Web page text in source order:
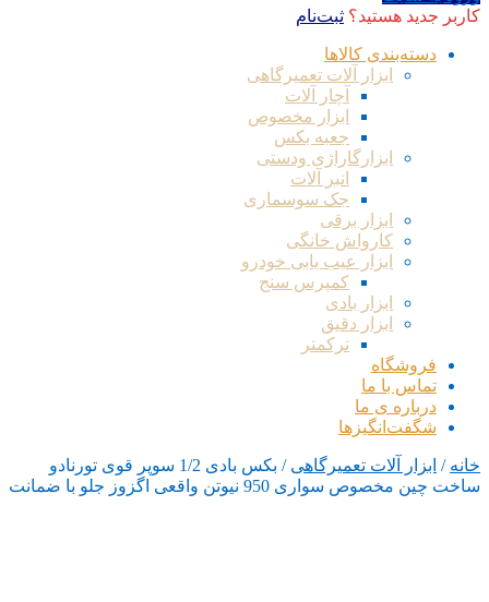
کاربر جدید هستید؟ ثبت‌نام
دسته‌بندی کالاها
ابزار آلات تعمیرگاهی
آچار آلات
ابزار مخصوص
جعبه بکس
ابزارگاراژی ودستی
انبر آلات
جک سوسماری
ابزار برقی
کارواش خانگی
ابزار عیب یابی خودرو
کمپرس سنج
ابزار بادی
ابزار دقیق
ترکمتر
فروشگاه
تماس با ما
درباره ی ما
شگفت‌انگیزها
خانه / ابزار آلات تعمیرگاهی
/ بکس بادی 1/2 سوپر قوی تورنادو
ساخت چین مخصوص سواری 950 نیوتن واقعی اگزوز جلو با ضمانت